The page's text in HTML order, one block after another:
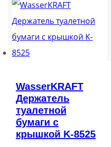
WasserKRAFT
Держатель
туалетной
бумаги с
крышкой K-8525